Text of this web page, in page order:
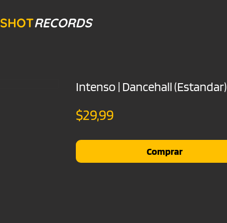
SHOTRECORDS
Intenso | Dancehall (Estandar)
$29,99
Comprar